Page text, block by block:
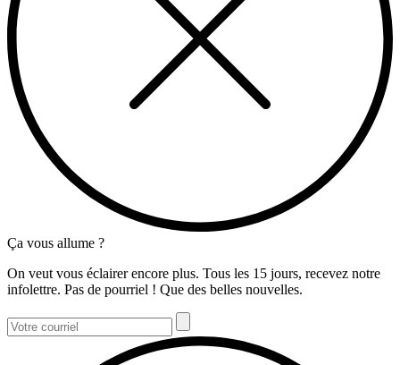
Ça vous allume ?
On veut vous éclairer encore plus. Tous les 15 jours, recevez notre
infolettre. Pas de pourriel ! Que des belles nouvelles.